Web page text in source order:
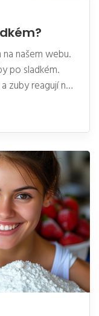
našem webu.
po sladkém.
zuby reagují na
bolesti.
a jak se o ně
který vám
zubní bolestí